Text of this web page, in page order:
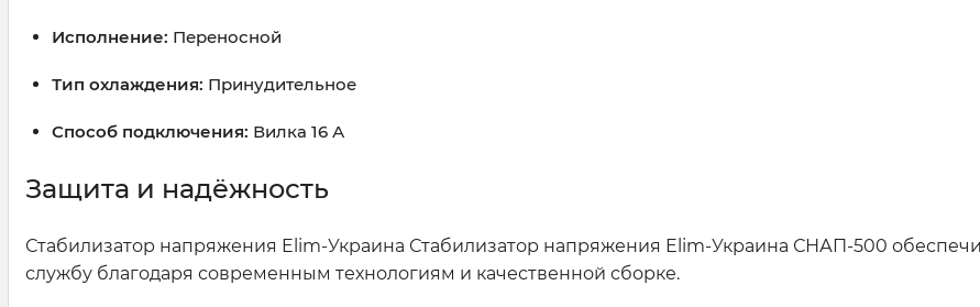
Исполнение: Переносной
Тип охлаждения: Принудительное
Способ подключения: Вилка 16 А
Защита и надёжность
Стабилизатор напряжения Elim-Украина Стабилизатор напряжения Elim-Украина СНАП-500
службу благодаря современным технологиям и качественной сборке.